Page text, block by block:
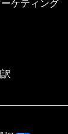
ケティング